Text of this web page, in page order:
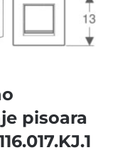
pisoara